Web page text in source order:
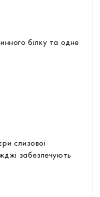
білку та одне
слизової
забезпечують